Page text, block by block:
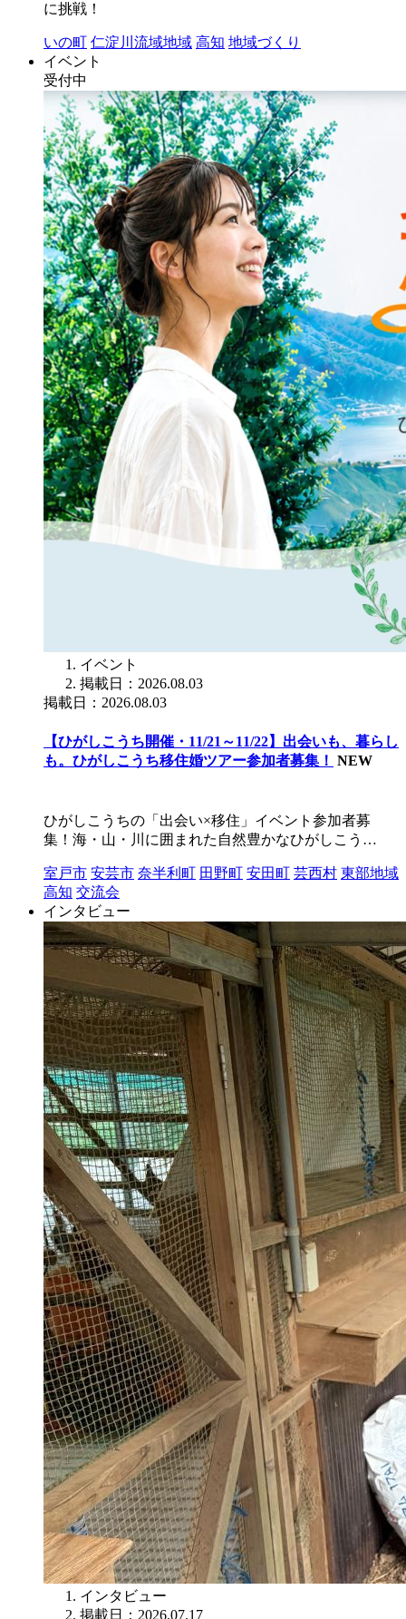
に挑戦！
いの町 仁淀川流域地域 高知 地域づくり
イベント
受付中
イベント
掲載日：2026.08.03
掲載日：2026.08.03
【ひがしこうち開催・11/21～11/22】出会いも、暮らし
も。ひがしこうち移住婚ツアー参加者募集！ NEW
ひがしこうちの「出会い×移住」イベント参加者募
集！海・山・川に囲まれた自然豊かなひがしこう…
室戸市 安芸市 奈半利町 田野町 安田町 芸西村 東部地域
高知 交流会
インタビュー
インタビュー
掲載日：2026.07.17